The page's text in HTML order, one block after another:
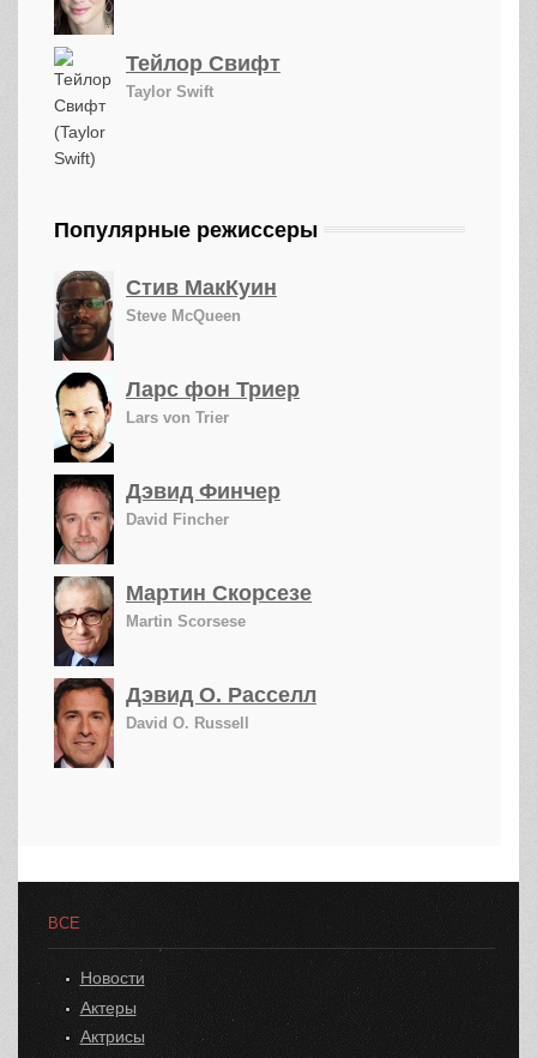
Тейлор Свифт
Taylor Swift
Популярные режиссеры
Стив МакКуин
Steve McQueen
Ларс фон Триер
Lars von Trier
Дэвид Финчер
David Fincher
Мартин Скорсезе
Martin Scorsese
Дэвид О. Расселл
David O. Russell
ВСЕ
Новости
Актеры
Актрисы